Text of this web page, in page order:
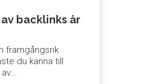
backlinks år
framgångsrik
du känna till